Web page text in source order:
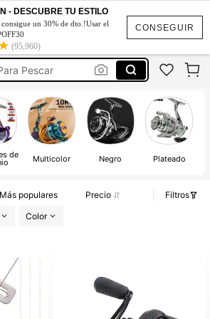
CONSEGUIR
- DESCUBRE TU ESTILO
consigue un 30% de dto.!Usar el
(95,960)
Pesca Penn
Pesca
Pescar
Pesca Penn
Pesca
de Multicolor Negro Plateado
Más populares Precio
Filtros
Color